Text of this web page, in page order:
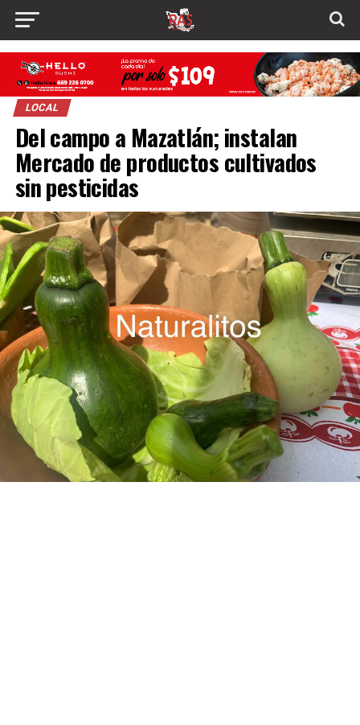
LOCAL
Del campo a Mazatlán; instalan
Mercado de productos cultivados
sin pesticidas